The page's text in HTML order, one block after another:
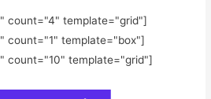
" count="4" template="grid"]
" count="1" template="box"]
" count="10" template="grid"]